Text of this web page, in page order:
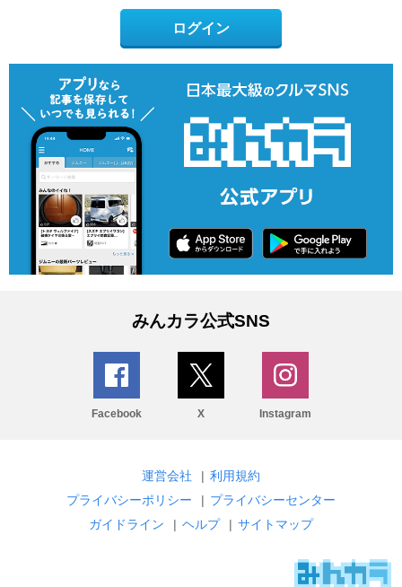
ログイン
みんカラ公式SNS
Facebook X Instagram
運営会社 | 利用規約
プライバシーポリシー
| プライバシーセンター
ガイドライン
| ヘルプ | サイトマップ